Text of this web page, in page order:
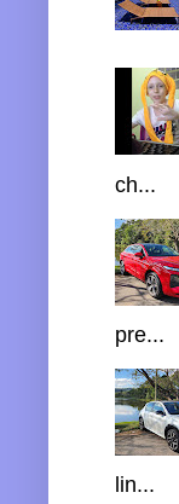
ch...
pre...
lin...